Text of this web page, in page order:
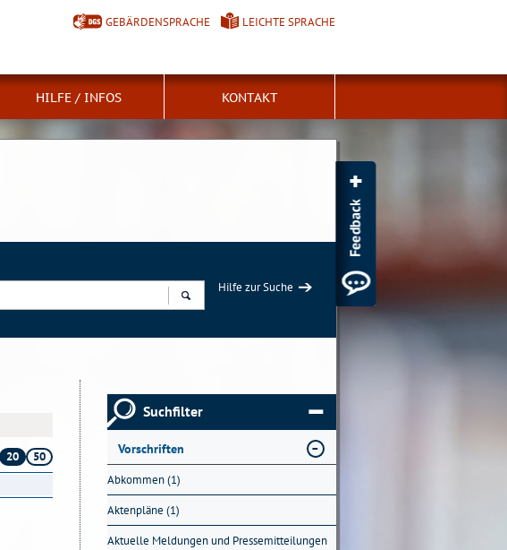
GEBÄRDENSPRACHE LEICHTE SPRACHE
HILFE / INFOS KONTAKT
Hilfe zur Suche
20
50
Suchfilter
Vorschriften
Abkommen (1)
Aktenpläne (1)
Aktuelle Meldungen und Pressemitteilungen